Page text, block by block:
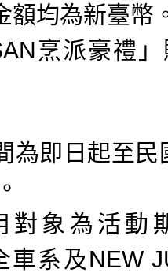
額均為新臺幣
烹派豪禮
為即日起至民
對象為活動
車系及NEW